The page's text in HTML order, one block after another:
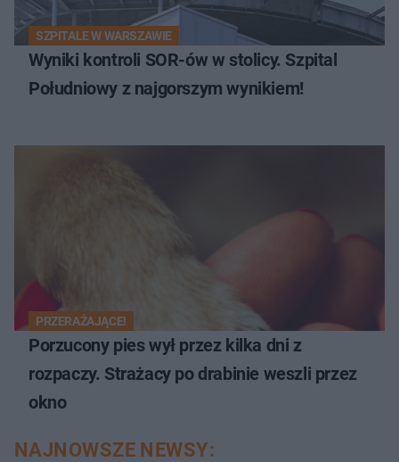
SZPITALE W WARSZAWIE
Wyniki kontroli SOR-ów w stolicy. Szpital
Południowy z najgorszym wynikiem!
PRZERAŻAJĄCE!
Porzucony pies wył przez kilka dni z
rozpaczy. Strażacy po drabinie weszli przez
okno
NAJNOWSZE NEWSY: